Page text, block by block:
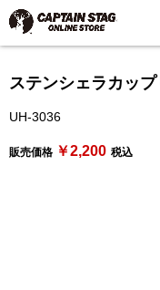
ステンシェラカップ
UH-3036
販売価格 ￥2,200 税込